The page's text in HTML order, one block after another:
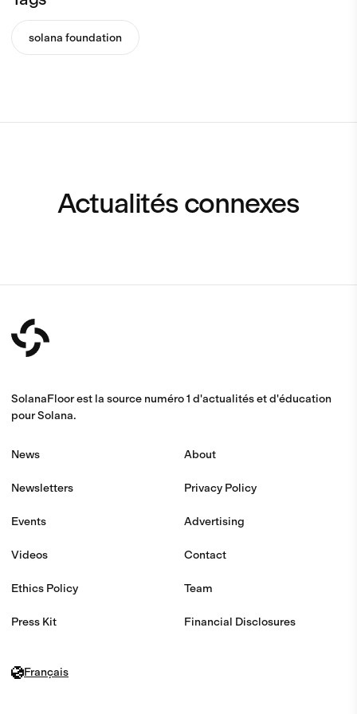
solana foundation
Actualités connexes
SolanaFloor est la source numéro 1 d'actualités et d'éducation
pour Solana.
News
Newsletters
Events
Videos
Ethics Policy
Press Kit
About
Privacy Policy
Advertising
Contact
Team
Financial Disclosures
Français